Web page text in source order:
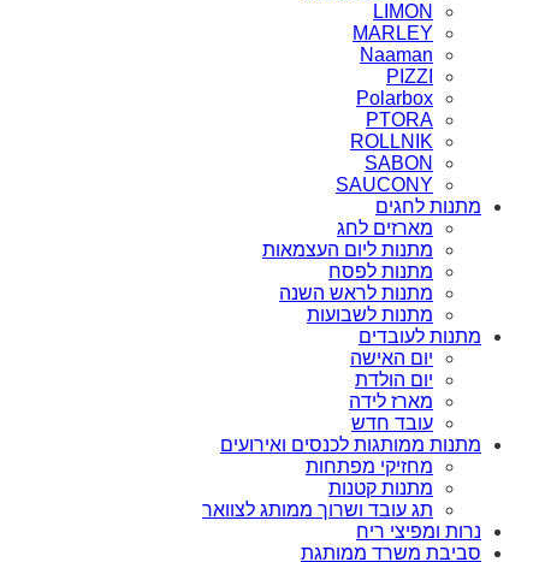
LIMON
MARLEY
Naaman
PIZZI
Polarbox
PTORA
ROLLNIK
SABON
SAUCONY
מתנות לחגים
מארזים לחג
מתנות ליום העצמאות
מתנות לפסח
מתנות לראש השנה
מתנות לשבועות
מתנות לעובדים
יום האישה
יום הולדת
מארז לידה
עובד חדש
מתנות ממותגות לכנסים ואירועים
מחזיקי מפתחות
מתנות קטנות
תג עובד ושרוך ממותג לצוואר
נרות ומפיצי ריח
סביבת משרד ממותגת